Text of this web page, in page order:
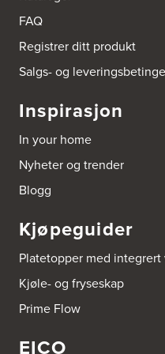
Boligleverandøren
Postboks 213
4296 Åkrehamn
http://
Bonaparte Interiør AS
Borgenveien 66
Tel.:
Borge butikk AS
Sundemoen Næringspark
Power Hokksund
3300 Hokksund
Tel.:32-700000
http://www.expert.no
Bravida Trondheim
FAQ
Registrer ditt produkt
Salgs- og
Inspirasjon
In your home
Nyheter og trender
Blogg
Kjøpeguider
Platetopper med
Kjøle- og fryseskap
Prime Flow
EICO